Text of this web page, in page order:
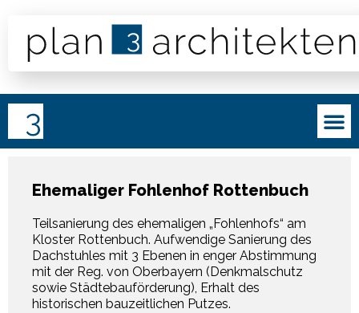
Ehemaliger Fohlenhof Rottenbuch
Teilsanierung des ehemaligen „Fohlenhofs“ am
Kloster Rottenbuch. Aufwendige Sanierung des
Dachstuhles mit 3 Ebenen in enger Abstimmung
mit der Reg. von Oberbayern (Denkmalschutz
sowie Städtebauförderung), Erhalt des
historischen bauzeitlichen Putzes.